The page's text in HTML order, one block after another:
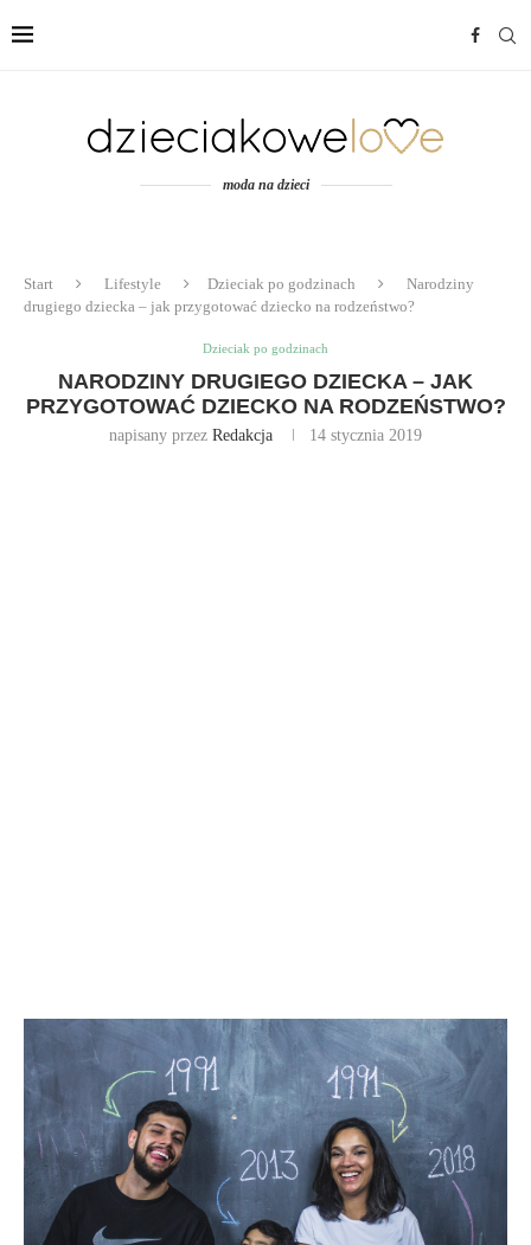
moda na dzieci
Start Lifestyle Dzieciak po godzinach
Narodziny
drugiego dziecka – jak przygotować dziecko na rodzeństwo?
Dzieciak po godzinach
NARODZINY DRUGIEGO DZIECKA – JAK
PRZYGOTOWAĆ DZIECKO NA RODZEŃSTWO?
napisany przez Redakcja 14 stycznia 2019